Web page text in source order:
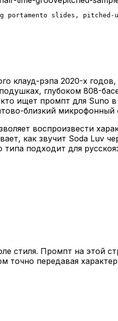
portamento slides,
клауд-рэпа 2020-х
глубоком 808-
ищет промпт для Suno
близкий
воспроизвести
как звучит Soda Luv
подходит для
стиля. Промпт на этой
передавая